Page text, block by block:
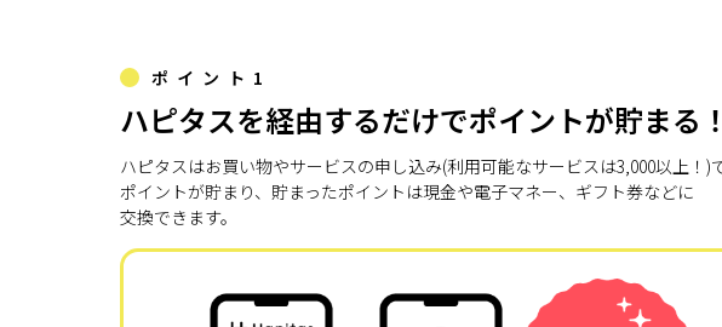
ポイント1
ハピタスを経由するだけでポイントが貯まる
ハピタスはお買い物やサービスの申し込み(利用可能なサービスは3,000以上！)
ポイントが貯まり、貯まったポイントは現金や電子マネー、ギフト券などに
交換できます。